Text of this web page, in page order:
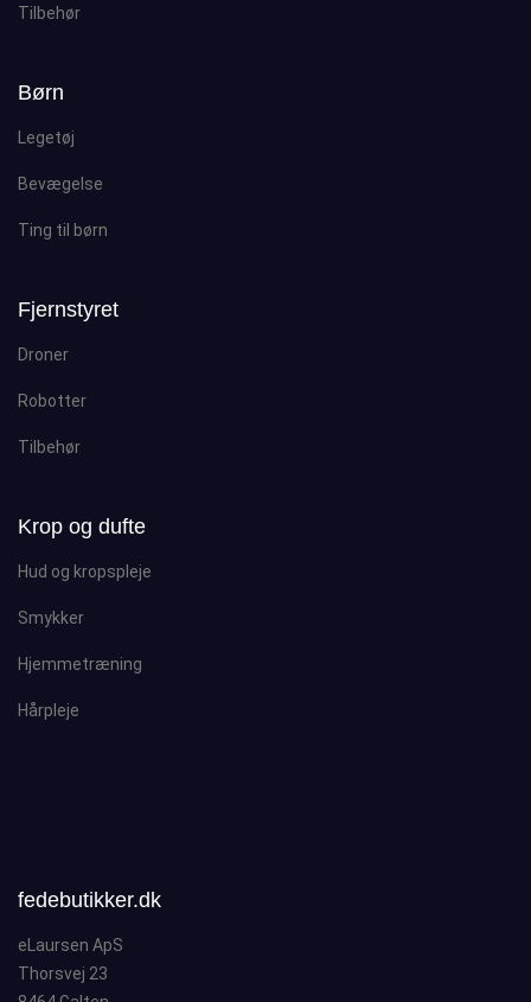
Tilbehør
Børn
Legetøj
Bevægelse
Ting til børn
Fjernstyret
Droner
Robotter
Tilbehør
Krop og dufte
Hud og kropspleje
Smykker
Hjemmetræning
Hårpleje
fedebutikker.dk
eLaursen ApS
Thorsvej 23